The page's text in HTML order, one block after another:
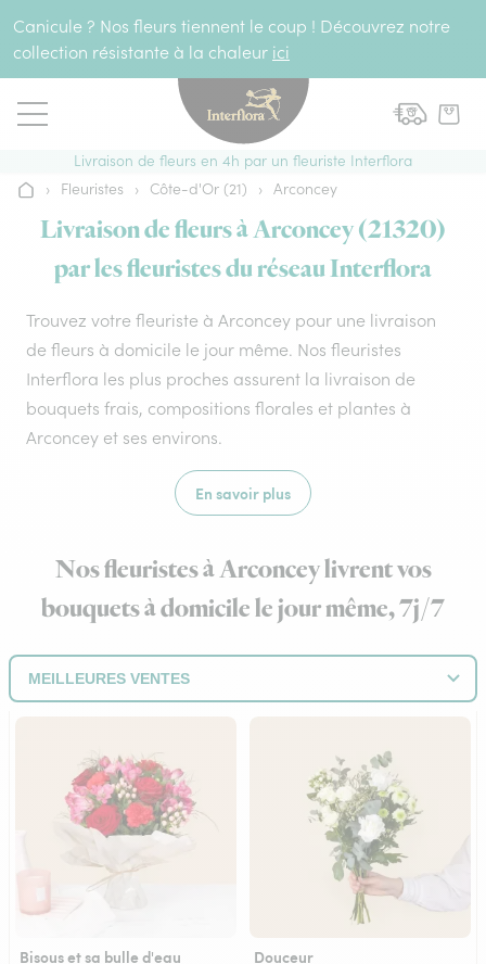
Canicule ? Nos fleurs tiennent le coup ! Découvrez notre
collection résistante à la chaleur ici
Livraison de fleurs en 4h par un fleuriste Interflora
Accueil
› Fleuristes › Côte-d'Or (21) › Arconcey
Livraison de fleurs à Arconcey (21320)
par les fleuristes du réseau Interflora
Trouvez votre fleuriste à Arconcey pour une livraison
de fleurs à domicile le jour même. Nos fleuristes
Interflora les plus proches assurent la livraison de
bouquets frais, compositions florales et plantes à
Arconcey et ses environs.
En savoir plus
Nos fleuristes à Arconcey livrent vos
bouquets à domicile le jour même, 7j/7
Bisous et sa bulle d'eau Douceur